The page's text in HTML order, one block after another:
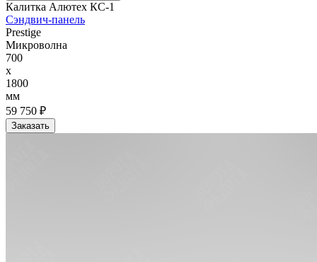
Калитка Алютех КС-1
Сэндвич-панель
Prestige
Микроволна
700
x
1800
мм
59 750 ₽
Заказать